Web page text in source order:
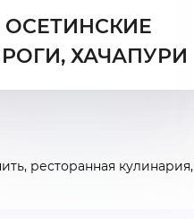
ОСЕТИНСКИЕ
ХАЧАПУРИ
, ресторанная кулинария,